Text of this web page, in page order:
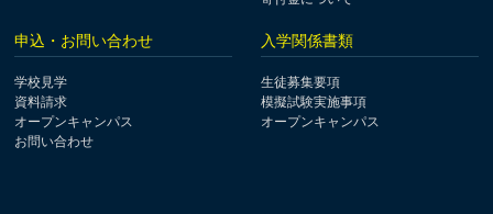
申込・お問い合わせ
学校見学
資料請求
オープンキャンパス
お問い合わせ
入学関係書類
生徒募集要項
模擬試験実施事項
オープンキャンパス